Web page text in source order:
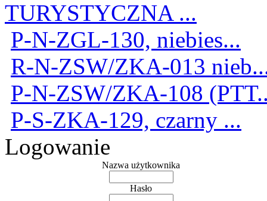
TURYSTYCZNA ...
P-N-ZGL-130, niebies...
R-N-ZSW/ZKA-013
P-N-ZSW/ZKA-108
P-S-ZKA-129, czarny ...
Logowanie
Nazwa użytkownika
Hasło